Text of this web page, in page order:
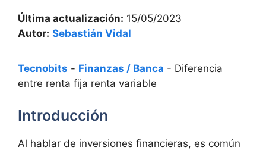
Última actualización: 15/05/2023
Autor: Sebastián Vidal
Tecnobits - Finanzas / Banca - Diferencia
entre renta fija renta variable
Introducción
Al hablar de inversiones financieras, es común